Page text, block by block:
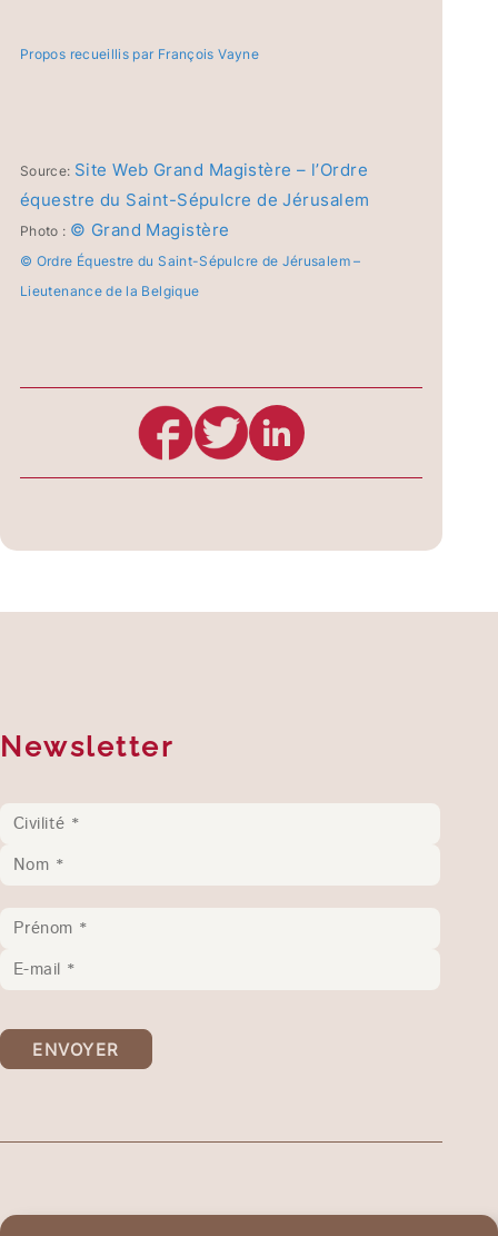
Propos recueillis par François Vayne
Source: Site Web Grand Magistère – l’Ordre
équestre du Saint-Sépulcre de Jérusalem
Photo : © Grand Magistère
© Ordre Équestre du Saint-Sépulcre de Jérusalem –
Lieutenance de la Belgique
Newsletter
ENVOYER